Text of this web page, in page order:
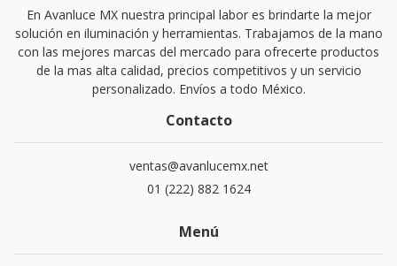
En Avanluce MX nuestra principal labor es brindarte la mejor
solución en iluminación y herramientas. Trabajamos de la mano
con las mejores marcas del mercado para ofrecerte productos
de la mas alta calidad, precios competitivos y un servicio
personalizado. Envíos a todo México.
Contacto
ventas@avanlucemx.net
01 (222) 882 1624
Menú